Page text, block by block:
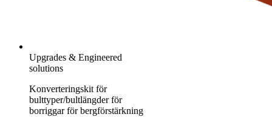
Upgrades & Engineered
solutions
Konverteringskit för
bulttyper/bultlängder för
borriggar för bergförstärkning